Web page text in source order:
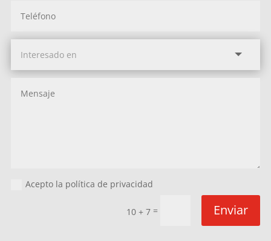
Acepto la política de privacidad
10 + 7 = Enviar